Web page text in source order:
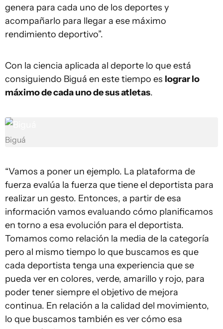
genera para cada uno de los deportes y
acompañarlo para llegar a ese máximo
rendimiento deportivo”.
Con la ciencia aplicada al deporte lo que está
consiguiendo Biguá en este tiempo es lograr lo
máximo de cada uno de sus atletas.
Biguá
“Vamos a poner un ejemplo. La plataforma de
fuerza evalúa la fuerza que tiene el deportista para
realizar un gesto. Entonces, a partir de esa
información vamos evaluando cómo planificamos
en torno a esa evolución para el deportista.
Tomamos como relación la media de la categoría
pero al mismo tiempo lo que buscamos es que
cada deportista tenga una experiencia que se
pueda ver en colores, verde, amarillo y rojo, para
poder tener siempre el objetivo de mejora
continua. En relación a la calidad del movimiento,
lo que buscamos también es ver cómo esa